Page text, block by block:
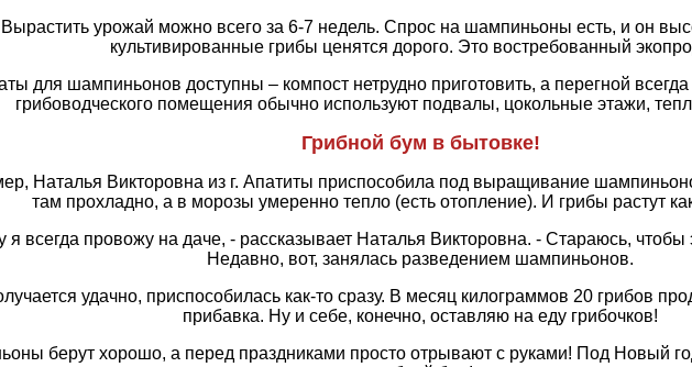
Вырастить урожай можно всего за 6-7 недель. Спрос на шампиньоны есть, и он
культивированные грибы ценятся дорого. Это востребованный
для шампиньонов доступны – компост нетрудно приготовить, а перегной
грибоводческого помещения обычно используют подвалы, цокольные этажи,
Грибной бум в бытовке!
Наталья Викторовна из г. Апатиты приспособила под выращивание
там прохладно, а в морозы умеренно тепло (есть отопление). И грибы растут
я всегда провожу на даче, - рассказывает Наталья Викторовна. - Стараюсь, чтобы
Недавно, вот, занялась разведением шампиньонов.
удачно, приспособилась как-то сразу. В месяц килограммов 20 грибов
прибавка. Ну и себе, конечно, оставляю на еду грибочков!
берут хорошо, а перед праздниками просто отрывают с руками! Под Новый